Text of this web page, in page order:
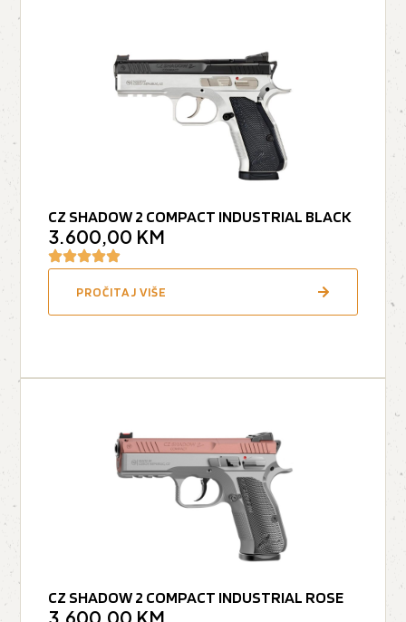
CZ SHADOW 2 COMPACT INDUSTRIAL BLACK
3.600,00 KM
PROČITAJ VIŠE
CZ SHADOW 2 COMPACT INDUSTRIAL ROSE
3.600,00 KM